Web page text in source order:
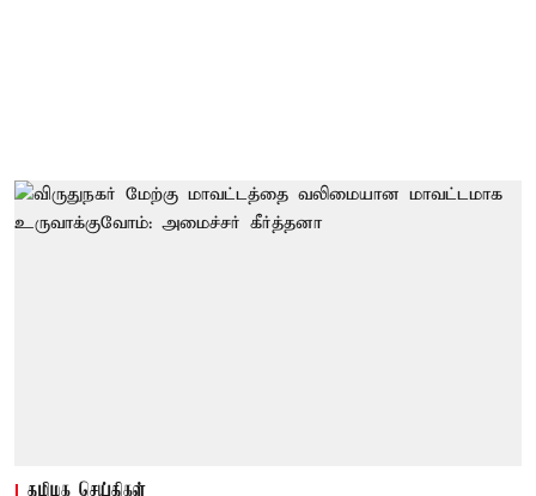
தமிழக செய்திகள்